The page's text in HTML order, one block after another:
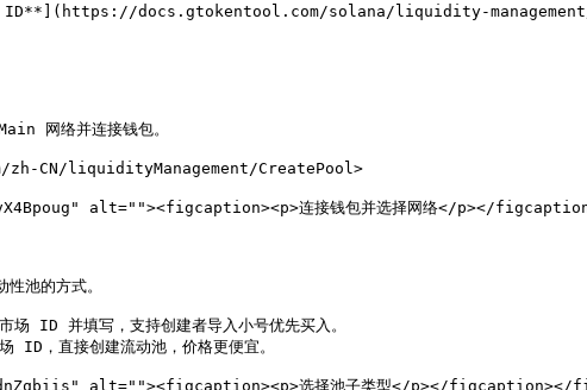
场 ID**](https://docs.gtokentool.com/solana/liquidity-
网络并连接钱包。
CN/liquidityManagement/CreatePool>
alt=""><figcaption><p>连接钱包并选择网络</p></
池的方式。
ID 并填写，支持创建者导入小号优先买入。
，直接创建流动池，价格更便宜。
alt=""><figcaption><p>选择池子类型</p></figcaption></